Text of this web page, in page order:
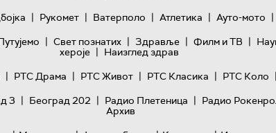
| Рукомет | Ватерполо | Атлетика | Ауто-мото |
| Свет познатих | Здравље | Филм и ТВ |
хероје | Наизглед здрав
| РТС Драма | РТС Живот | РТС Класика | РТС Коло |
3 | Београд 202 | Радио Плетеница | Радио
Архив